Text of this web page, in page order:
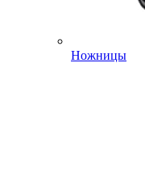
Ножницы